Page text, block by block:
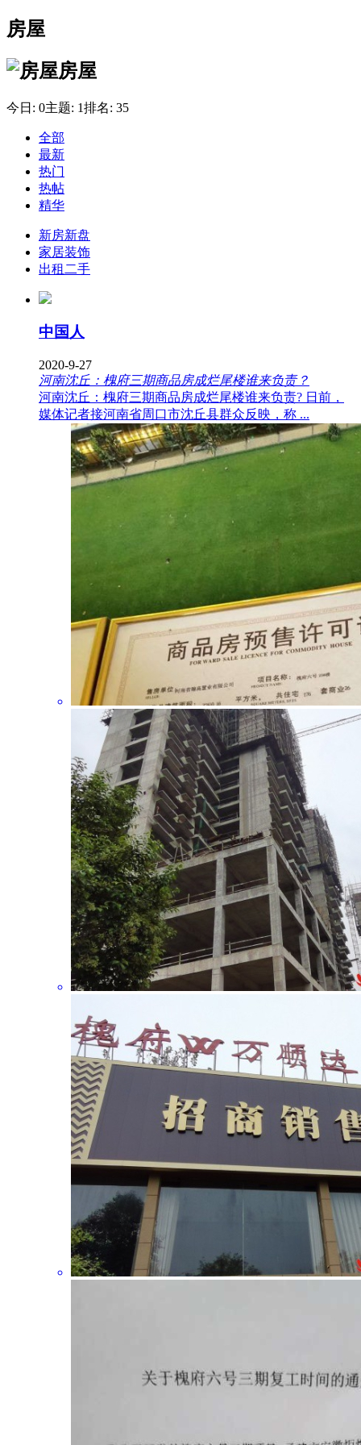
房屋
房屋
今日: 0主题: 1排名: 35
全部
最新
热门
热帖
精华
新房新盘
家居装饰
出租二手
中国人
2020-9-27
河南沈丘：槐府三期商品房成烂尾楼谁来负责？
河南沈丘：槐府三期商品房成烂尾楼谁来负责? 日前，
媒体记者接河南省周口市沈丘县群众反映，称 ...